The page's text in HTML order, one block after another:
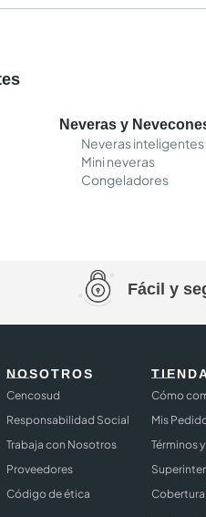
Neveras y
Neveras inteligentes
Mini neveras
Congeladores
Fácil y
NOSOTROS
Cencosud
Responsabilidad Social
Trabaja con Nosotros
Proveedores
Código de ética
Cómo
Mis
Términos
Cobertura